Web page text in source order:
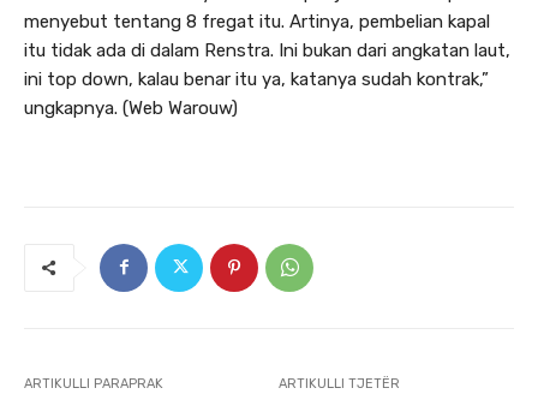
menyebut tentang 8 fregat itu. Artinya, pembelian kapal
itu tidak ada di dalam Renstra. Ini bukan dari angkatan laut,
ini top down, kalau benar itu ya, katanya sudah kontrak,”
ungkapnya. (Web Warouw)
ARTIKULLI PARAPRAK ARTIKULLI TJETËR